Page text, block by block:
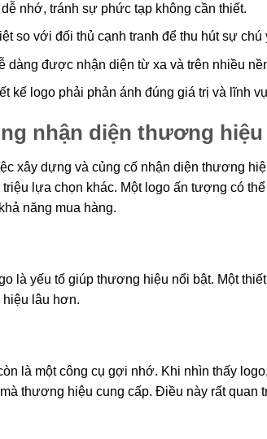
nhớ, tránh sự phức tạp không cần thiết.
so với đối thủ cạnh tranh để thu hút sự chú
dàng được nhận diện từ xa và trên nhiều
kế logo phải phản ánh đúng giá trị và lĩnh
nhận diện thương hiệu
xây dựng và củng cố nhận diện thương
lựa chọn khác. Một logo ấn tượng có
năng mua hàng.
là yếu tố giúp thương hiệu nổi bật. Một
lâu hơn.
là một công cụ gợi nhớ. Khi nhìn thấy
thương hiệu cung cấp. Điều này rất quan